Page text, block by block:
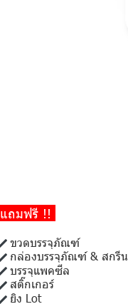
แถมฟรี !!
ขวดบรรจุภัณฑ์
กล่องบรรจุภัณฑ์ & สกรีน
บรรจุแพคซีล
สติ๊กเกอร์
ยิง Lot